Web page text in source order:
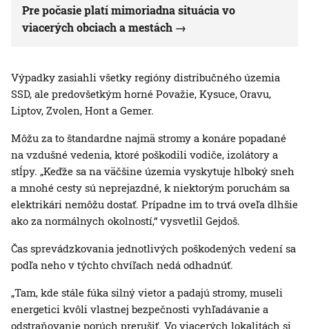
Pre počasie platí mimoriadna situácia vo
viacerých obciach a mestách
Výpadky zasiahli všetky regióny distribučného územia
SSD, ale predovšetkým horné Považie, Kysuce, Oravu,
Liptov, Zvolen, Hont a Gemer.
Môžu za to štandardne najmä stromy a konáre popadané
na vzdušné vedenia, ktoré poškodili vodiče, izolátory a
stĺpy. „Keďže sa na väčšine územia vyskytuje hlboký sneh
a mnohé cesty sú neprejazdné, k niektorým poruchám sa
elektrikári nemôžu dostať. Prípadne im to trvá oveľa dlhšie
ako za normálnych okolností,“ vysvetlil Gejdoš.
Čas sprevádzkovania jednotlivých poškodených vedení sa
podľa neho v týchto chvíľach nedá odhadnúť.
„Tam, kde stále fúka silný vietor a padajú stromy, museli
energetici kvôli vlastnej bezpečnosti vyhľadávanie a
odstraňovanie porúch prerušiť. Vo viacerých lokalitách si